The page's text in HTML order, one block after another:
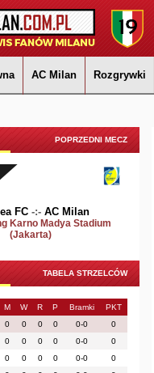
AC Milan Rozgrywki
POPRZEDNI MECZ
FC -:- AC Milan
Karno Madya Stadium
(Jakarta)
TABELA STRZELCÓW
M W R P Bramki
PKT
0 0 0 0 0-0
0
0 0 0 0 0-0
0
0 0 0 0 0-0
0